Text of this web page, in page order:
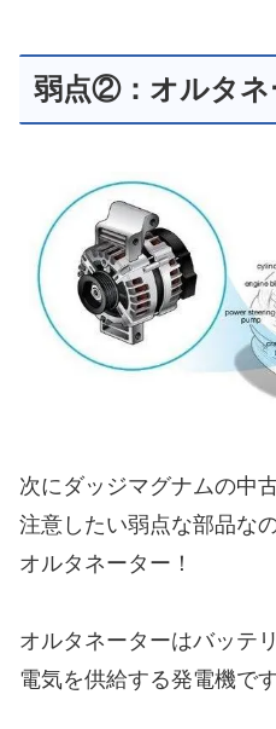
弱点②：オルタネ
次にダッジマグナムの中
注意したい弱点な部品な
オルタネーター！
オルタネーターはバッテ
電気を供給する発電機で